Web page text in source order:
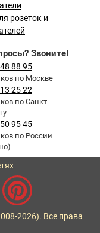
розеток и
Звоните!
88 95
по Москве
25 22
по Санкт-
95 45
по России
2026). Все права